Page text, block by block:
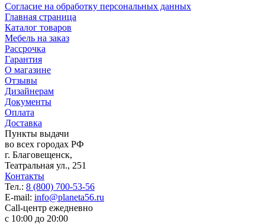
Согласие на обработку персональных данных
Главная страница
Каталог товаров
Мебель на заказ
Рассрочка
Гарантия
О магазине
Отзывы
Дизайнерам
Документы
Оплата
Доставка
Пункты выдачи
во всех городах РФ
г. Благовещенск,
Театральная ул., 251
Контакты
Тел.: 8 (800) 700-53-56
E-mail: info@planeta56.ru
Call-центр ежедневно
с 10:00 до 20:00